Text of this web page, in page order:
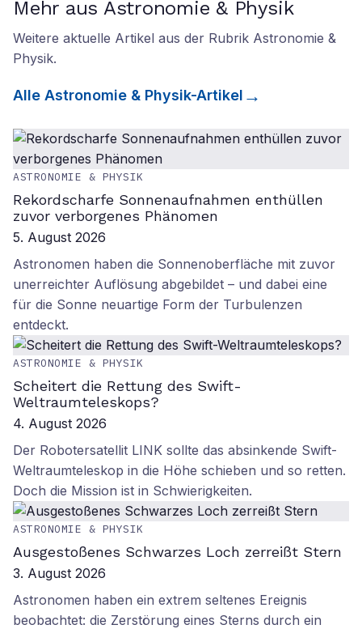
Mehr aus Astronomie & Physik
Weitere aktuelle Artikel aus der Rubrik Astronomie &
Physik.
Alle Astronomie & Physik-Artikel
ASTRONOMIE & PHYSIK
Rekordscharfe Sonnenaufnahmen enthüllen
zuvor verborgenes Phänomen
5. August 2026
Astronomen haben die Sonnenoberfläche mit zuvor
unerreichter Auflösung abgebildet – und dabei eine
für die Sonne neuartige Form der Turbulenzen
entdeckt.
ASTRONOMIE & PHYSIK
Scheitert die Rettung des Swift-
Weltraumteleskops?
4. August 2026
Der Robotersatellit LINK sollte das absinkende Swift-
Weltraumteleskop in die Höhe schieben und so retten.
Doch die Mission ist in Schwierigkeiten.
ASTRONOMIE & PHYSIK
Ausgestoßenes Schwarzes Loch zerreißt Stern
3. August 2026
Astronomen haben ein extrem seltenes Ereignis
beobachtet: die Zerstörung eines Sterns durch ein